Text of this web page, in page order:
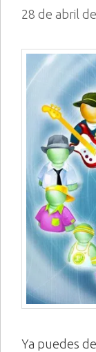
28 de abril
Ya puedes